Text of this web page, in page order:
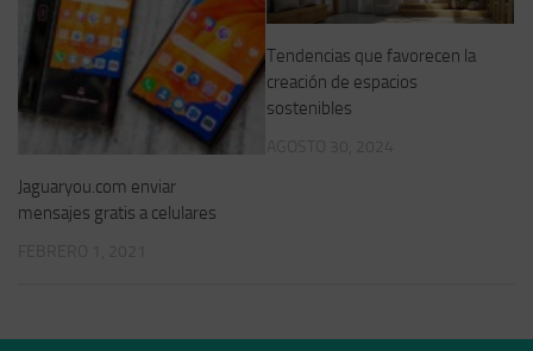
Jaguaryou.com enviar
mensajes gratis a celulares
Tendencias que favorecen la
creación de espacios
sostenibles